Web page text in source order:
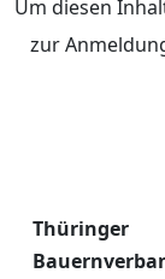
Um diesen
zur
Thüringer